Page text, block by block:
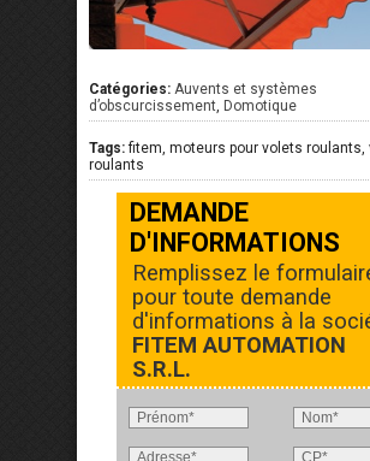
Catégories: Auvents et systèmes
d’obscurcissement, Domotique
Tags:fitem, moteurs pour volets roulants,
roulants
DEMANDE
D'INFORMATIONS
Remplissez le
pour toute demande
d'informations à la
FITEM AUTOMATION
S.R.L.